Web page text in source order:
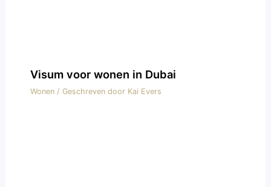
Visum voor wonen in Dubai
Wonen/ Geschreven door Kai Evers